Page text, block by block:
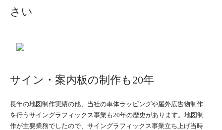
さい
サイン・案内板の制作も20年
長年の地図制作実績の他、当社の車体ラッピングや屋外広告物制作
を行うサイングラフィックス事業も20年の歴史があります。地図制
作が主要業務でしたので、サイングラフィックス事業立ち上げ当時